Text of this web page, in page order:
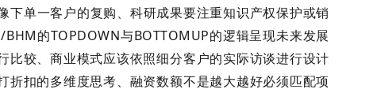
单一客户的复购、科研成果要注重知识产权保护或销
的TOPDOWN与BOTTOMUP的逻辑呈现未来发展
较、商业模式应该依照细分客户的实际访谈进行设计
扣的多维度思考、融资数额不是越大越好必须匹配项